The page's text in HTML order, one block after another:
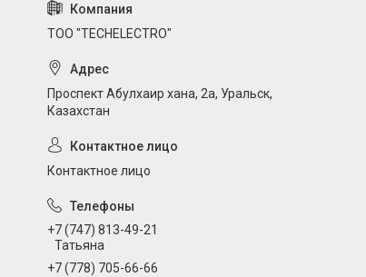
ТОО "TECHELECTRO"
Проспект Абулхаир хана, 2а, Уральск,
Казахстан
Контактное лицо
+7 (747) 813-49-21
Татьяна
+7 (778) 705-66-66